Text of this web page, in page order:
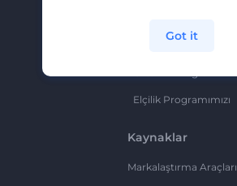
Elçilik Programımızı
Kaynaklar
Markalaştırma Araçları
Got it